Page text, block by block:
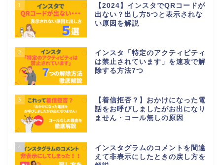
1
【2024】インスタでQRコードが
出ない？出し方5つと表示されな
い原因を解説
2
インスタ「特定のアクティビティ
は禁止されています」を速攻で解
除する方法7つ
3
【着信拒否？】おかけになった電
話をお呼びしましたがお出になり
ません・コール無しの原因
4
インスタグラムのコメントを間違
えて非表示にしたときの戻し方を